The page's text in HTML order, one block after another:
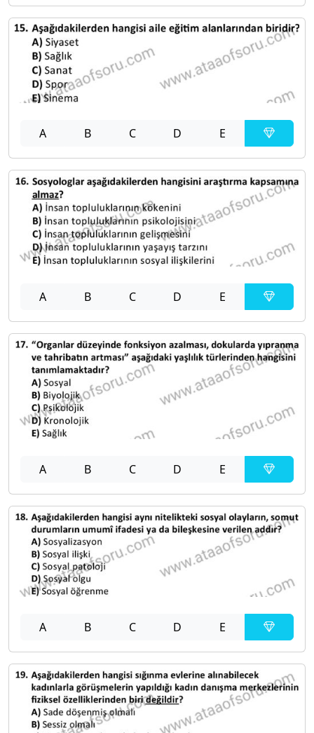
A B C D E
A B C D E
A B C D E
A B C D E